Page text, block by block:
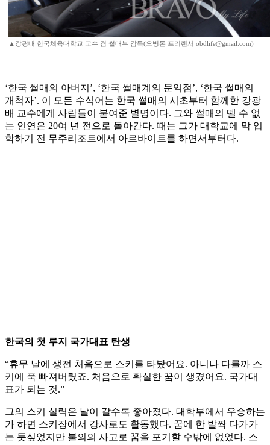
▲강광배 한국체육대학교 교수 겸 썰매부 감독(오병돈 프리랜서 obdlife@gmail.com)
‘한국 썰매의 아버지’, ‘한국 썰매계의 문익점’, ‘한국 썰매의
개척자’. 이 모든 수식어는 한국 썰매의 시초부터 함께한 강광
배 교수에게 사람들이 붙여준 별명이다. 그와 썰매의 뗄 수 없
는 인연은 20여 년 전으로 돌아간다. 때는 그가 대학교에 막 입
학하기 전 무주리조트에서 아르바이트를 하면서부터다.
한국의 첫 루지 국가대표 탄생
“휴무 날에 생전 처음으로 스키를 타봤어요. 아니나 다를까 스
키에 푹 빠져버렸죠. 처음으로 확실한 꿈이 생겼어요. 국가대
표가 되는 것.”
그의 스키 실력은 날이 갈수록 좋아졌다. 대학부에서 우승하는
가 하면 스키장에서 강사로도 활동했다. 꿈에 한 발짝 다가가
는 듯싶었지만 불의의 사고로 꿈을 포기할 수밖에 없었다. 스